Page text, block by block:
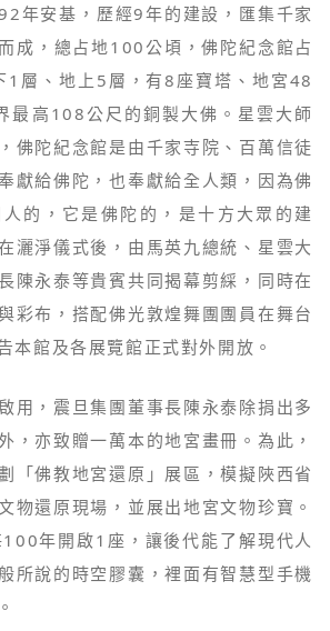
年安基，歷經9年的建設，匯集千家
成，總占地100公頃，佛陀紀念館占
層、地上5層，有8座寶塔、地宮48
最高108公尺的銅製大佛。星雲大師
佛陀紀念館是由千家寺院、百萬信徒
獻給佛陀，也奉獻給全人類，因為佛
的，它是佛陀的，是十方大眾的建
灑淨儀式後，由馬英九總統、星雲大
陳永泰等貴賓共同揭幕剪綵，同時在
彩布，搭配佛光敦煌舞團團員在舞台
本館及各展覽館正式對外開放。
用，震旦集團董事長陳永泰除捐出多
，亦致贈一萬本的地宮畫冊。為此，
「佛教地宮還原」展區，模擬陜西省
物還原現場，並展出地宮文物珍寶。
年開啟1座，讓後代能了解現代人
所說的時空膠囊，裡面有智慧型手機